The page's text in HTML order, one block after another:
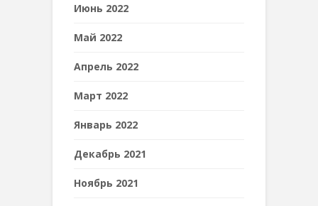
Июнь 2022
Май 2022
Апрель 2022
Март 2022
Январь 2022
Декабрь 2021
Ноябрь 2021